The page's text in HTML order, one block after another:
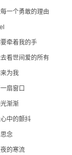
一个勇敢的理由
牵着我的手
看世间爱的所有
为我
扇窗口
渐渐
中的颤抖
念
的寒流